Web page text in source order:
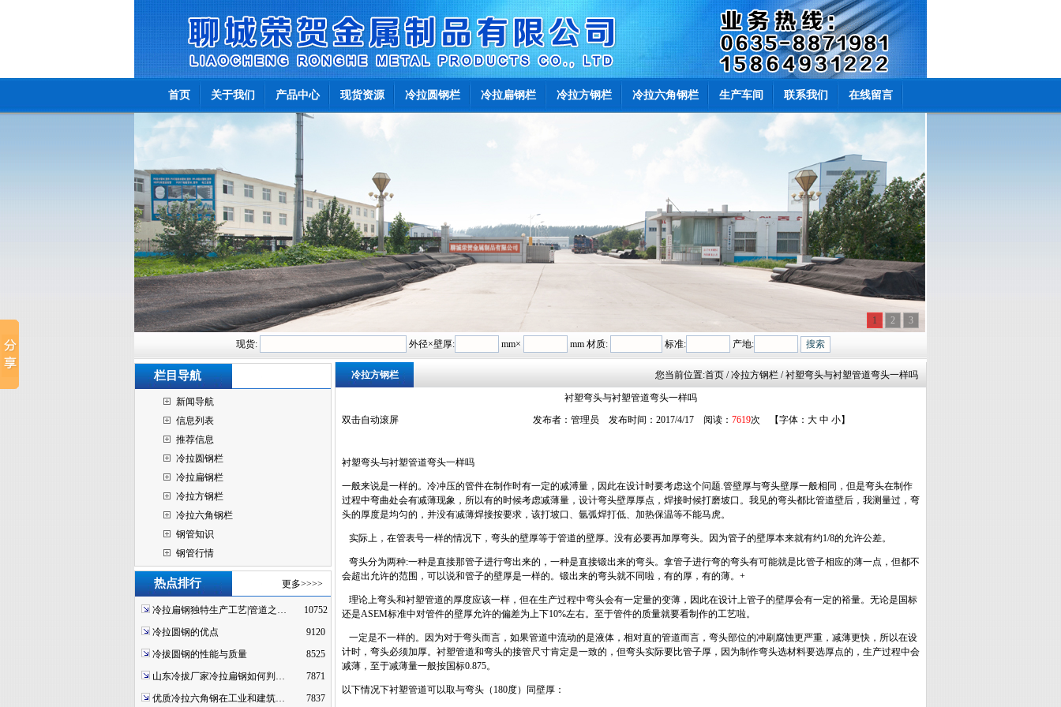
首页 关于我们 产品中心 现货资源 冷拉圆钢栏 冷拉扁钢栏 冷拉方钢栏 冷拉六角钢栏 生产车间 联系我们 在线留言
1 2 3
现货: 外径×壁厚: mm× mm 材质: 标准: 产地:
栏目导航
新闻导航
信息列表
推荐信息
冷拉圆钢栏
冷拉扁钢栏
冷拉方钢栏
冷拉六角钢栏
钢管知识
钢管行情
热点排行 更多>>>>
冷拉扁钢独特生产工艺|管道之…
10752
冷拉圆钢的优点
9120
冷拔圆钢的性能与质量
8525
山东冷拔厂家冷拉扁钢如何判…
7871
优质冷拉六角钢在工业和建筑…
7837
冷拉方钢栏 您当前位置:首页 / 冷拉方钢栏 / 衬塑弯头与衬塑管道弯头一样吗
衬塑弯头与衬塑管道弯头一样吗
双击自动滚屏
发布者：管理员 发布时间：2017/4/17 阅读： 7619次 【字体： 大 中 小】
衬塑弯头与衬塑管道弯头一样吗
一般来说是一样的。冷冲压的管件在制作时有一定的减溥量，因此在设计时要考虑这个问题.管壁厚与弯头壁厚一般相同，但是弯头在制作
过程中弯曲处会有减薄现象，所以有的时候考虑减薄量，设计弯头壁厚厚点，焊接时候打磨坡口。我见的弯头都比管道壁后，我测量过，弯
头的厚度是均匀的，并没有减薄焊接按要求，该打坡口、氩弧焊打低、加热保温等不能马虎。
实际上，在管表号一样的情况下，弯头的壁厚等于管道的壁厚。没有必要再加厚弯头。因为管子的壁厚本来就有约1/8的允许公差。
弯头分为两种:一种是直接那管子进行弯出来的，一种是直接锻出来的弯头。拿管子进行弯的弯头有可能就是比管子相应的薄一点，但都不
会超出允许的范围，可以说和管子的壁厚是一样的。锻出来的弯头就不同啦，有的厚，有的薄。+
理论上弯头和衬塑管道的厚度应该一样，但在生产过程中弯头会有一定量的变薄，因此在设计上管子的壁厚会有一定的裕量。无论是国标
还是ASEM标准中对管件的壁厚允许的偏差为上下10%左右。至于管件的质量就要看制作的工艺啦。
一定是不一样的。因为对于弯头而言，如果管道中流动的是液体，相对直的管道而言，弯头部位的冲刷腐蚀更严重，减薄更快，所以在设
计时，弯头必须加厚。衬塑管道和弯头的接管尺寸肯定是一致的，但弯头实际要比管子厚，因为制作弯头选材料要选厚点的，生产过程中会
减薄，至于减薄量一般按国标0.875。
以下情况下衬塑管道可以取与弯头（180度）同壁厚：